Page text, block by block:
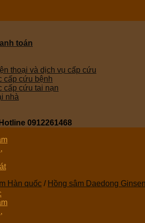
toán
thoại và dịch vụ cấp cứu
cấp cứu bệnh
cấp cứu tai nạn
nhà
Hotline 0912261468
Hàn quốc / Hồng sâm Daedong